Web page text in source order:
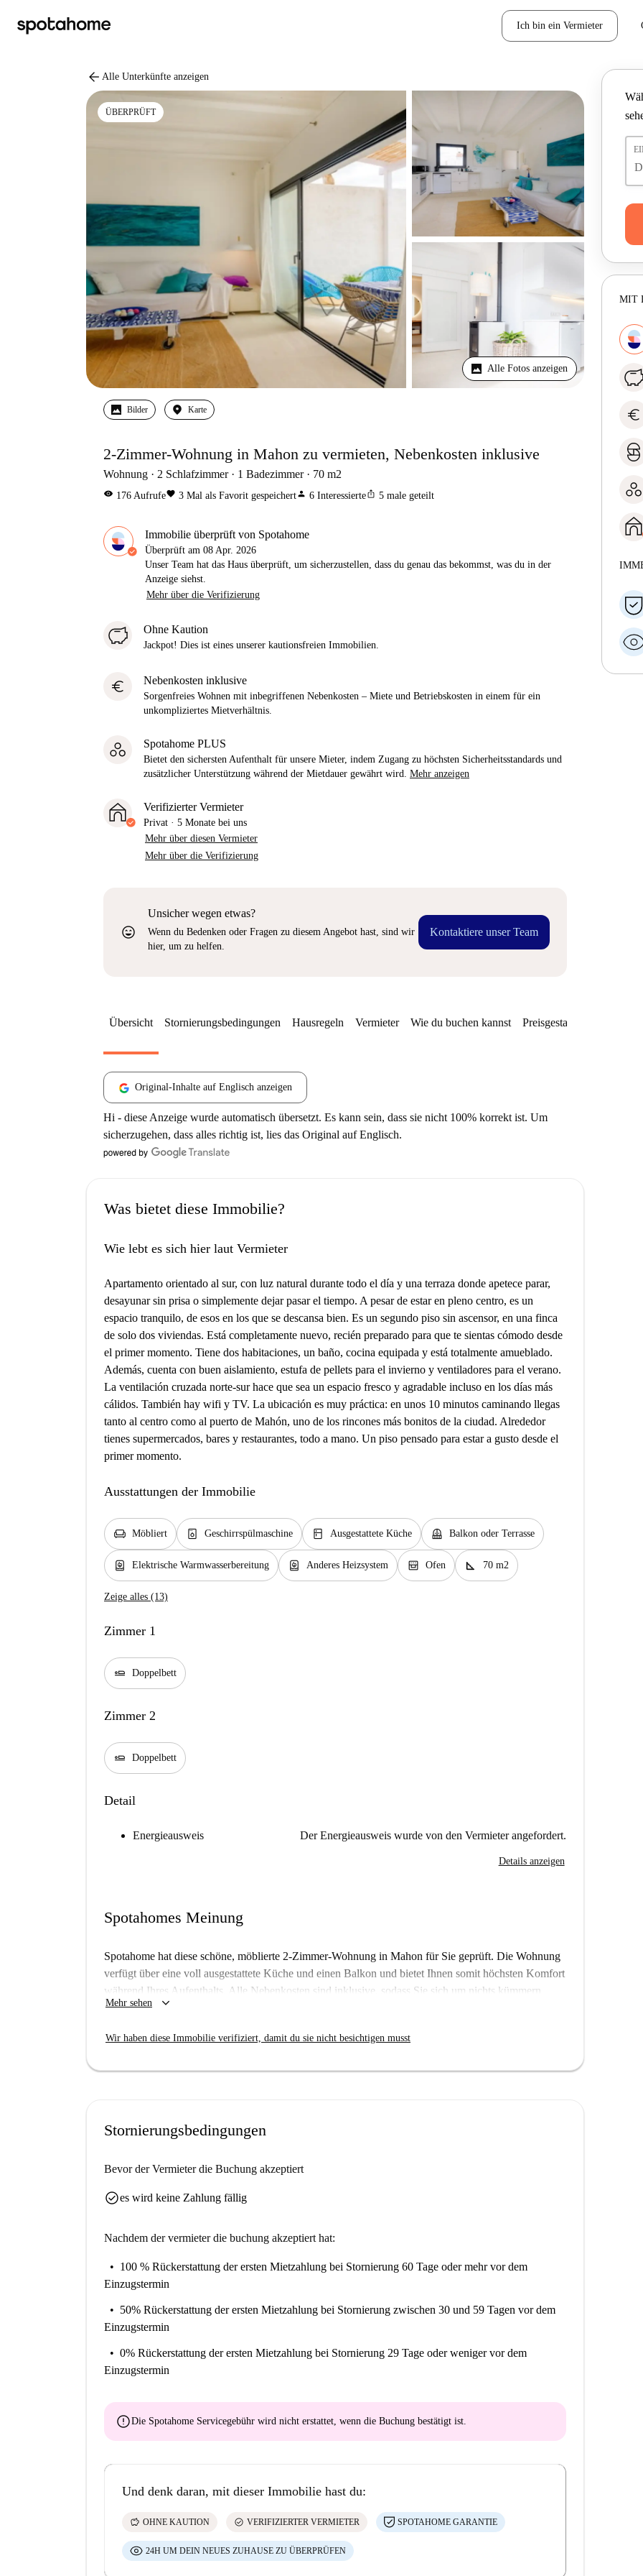
Ich bin ein Vermieter
arrow_back Alle Unterkünfte anzeigen
ÜBERPRÜFT
Alle Fotos anzeigen
Bilder Karte
2-Zimmer-Wohnung in Mahon zu vermieten, Nebenkosten inklusive
Wohnung 2 Schlafzimmer 1 Badezimmer 70 m2
visibility 176 Aufrufefavorite 3 Mal als Favorit gespeichertperson 6 Interessierteios_share 5 male geteilt
Immobilie überprüft von Spotahome
Überprüft am 08 Apr. 2026
Unser Team hat das Haus überprüft, um sicherzustellen, dass du genau das bekommst, was du in der
Anzeige siehst.
Mehr über die Verifizierung
Ohne Kaution
Jackpot! Dies ist eines unserer kautionsfreien Immobilien.
euro Nebenkosten inklusive
Sorgenfreies Wohnen mit inbegriffenen Nebenkosten – Miete und Betriebskosten in einem für ein
unkompliziertes Mietverhältnis.
Spotahome PLUS
Bietet den sichersten Aufenthalt für unsere Mieter, indem Zugang zu höchsten Sicherheitsstandards und
zusätzlicher Unterstützung während der Mietdauer gewährt wird. Mehr anzeigen
Verifizierter Vermieter
Privat · 5 Monate bei uns
Mehr über diesen Vermieter
Mehr über die Verifizierung
sentiment_very_satisfied
Unsicher wegen etwas?
Wenn du Bedenken oder Fragen zu diesem Angebot hast, sind wir
hier, um zu helfen.
Kontaktiere unser Team
MIT
euro
Übersicht Stornierungsbedingungen Hausregeln Vermieter Wie du buchen kannst Preisgestaltung
Original-Inhalte auf Englisch anzeigen
Hi - diese Anzeige wurde automatisch übersetzt. Es kann sein, dass sie nicht 100% korrekt ist. Um
sicherzugehen, dass alles richtig ist, lies das Original auf Englisch.
Was bietet diese Immobilie?
Wie lebt es sich hier laut Vermieter
Apartamento orientado al sur, con luz natural durante todo el día y una terraza donde apetece parar,
desayunar sin prisa o simplemente dejar pasar el tiempo. A pesar de estar en pleno centro, es un
espacio tranquilo, de esos en los que se descansa bien. Es un segundo piso sin ascensor, en una finca
de solo dos viviendas. Está completamente nuevo, recién preparado para que te sientas cómodo desde
el primer momento. Tiene dos habitaciones, un baño, cocina equipada y está totalmente amueblado.
Además, cuenta con buen aislamiento, estufa de pellets para el invierno y ventiladores para el verano.
La ventilación cruzada norte-sur hace que sea un espacio fresco y agradable incluso en los días más
cálidos. También hay wifi y TV. La ubicación es muy práctica: en unos 10 minutos caminando llegas
tanto al centro como al puerto de Mahón, uno de los rincones más bonitos de la ciudad. Alrededor
tienes supermercados, bares y restaurantes, todo a mano. Un piso pensado para estar a gusto desde el
primer momento.
Ausstattungen der Immobilie
chair Möbliert dishwasher_gen Geschirrspülmaschine kitchen Ausgestattete Küche balcony Balkon oder Terrasse
water_heater Elektrische Warmwasserbereitung water_heater Anderes Heizsystem oven_gen Ofen square_foot 70 m2
Zeige alles (13)
Zimmer 1
airline_seat_flat Doppelbett
Zimmer 2
airline_seat_flat Doppelbett
Detail
Energieausweis Der Energieausweis wurde von den Vermieter angefordert.
Details anzeigen
Spotahomes Meinung
Spotahome hat diese schöne, möblierte 2-Zimmer-Wohnung in Mahon für Sie geprüft. Die Wohnung
verfügt über eine voll ausgestattete Küche und einen Balkon und bietet Ihnen somit höchsten Komfort
während Ihres Aufenthalts. Alle Nebenkosten sind inklusive, sodass Sie sich um nichts kümmern
müssen. Die Wohnung eignet sich für alle Geschlechter und heißt Berufstätige, Studenten und Paare
Restaurants wie Al Andalus und Bar Hat Trick in unmittelbarer Nähe. Für den täglichen Bedarf
Mehr sehen keyboard_arrow_down
Wir haben diese Immobilie verifiziert, damit du sie nicht besichtigen musst
Stornierungsbedingungen
Bevor der Vermieter die Buchung akzeptiert
check_circlees wird keine Zahlung fällig
Nachdem der vermieter die buchung akzeptiert hat:
100 % Rückerstattung der ersten Mietzahlung bei Stornierung 60 Tage oder mehr vor dem
Einzugstermin
50% Rückerstattung der ersten Mietzahlung bei Stornierung zwischen 30 und 59 Tagen vor dem
Einzugstermin
0% Rückerstattung der ersten Mietzahlung bei Stornierung 29 Tage oder weniger vor dem
Einzugstermin
errorDie Spotahome Servicegebühr wird nicht erstattet, wenn die Buchung bestätigt ist.
Und denk daran, mit dieser Immobilie hast du:
savings OHNE KAUTION check_circle VERIFIZIERTER VERMIETER SPOTAHOME GARANTIE
24H UM DEIN NEUES ZUHAUSE ZU ÜBERPRÜFEN